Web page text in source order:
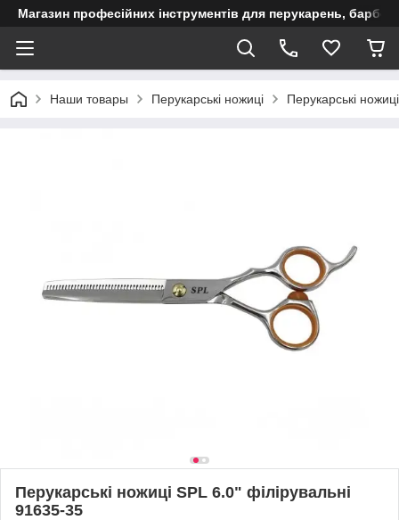
Магазин професійних інструментів для перукарень,
Наши товары Перукарські ножиці Перукарські
Перукарські ножиці SPL 6.0" філірувальні
91635-35